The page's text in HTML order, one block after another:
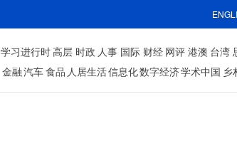
学习进行时高层 时政 人事 国际 财经 网评 港澳 台湾
金融汽车食品 人居生活信息化数字经济学术中国 乡